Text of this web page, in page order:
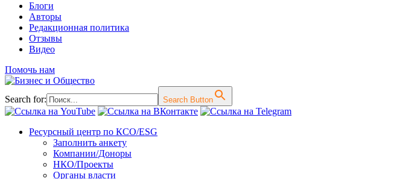
Блоги
Авторы
Редакционная политика
Отзывы
Видео
Помочь нам
Search for: Search Button
Перейти
содержимому
Ресурсный центр по КСО/ESG
Заполнить анкету
Компании/Доноры
НКО/Проекты
Органы власти